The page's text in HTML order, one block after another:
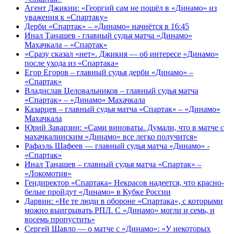
Агент Джикии: «Георгий сам не пошёл в «Динамо» из
уважения к «Спартаку»
Дерби «Спартак» – «Динамо» начнётся в 16:45
Инал Танашев - главный судья матча «Динамо»
Махачкала – «Спартак»
«Сразу сказал «нет». Джикия — об интересе «Динамо»
после ухода из «Спартака»
Егор Егоров – главный судья дерби «Динамо» –
«Спартак»
Владислав Целовальников – главный судья матча
«Спартак» – «Динамо» Махачкала
Казарцев – главный судья матча «Спартак» – «Динамо»
Махачкала
Юрий Заварзин: «Сами виноваты. Думали, что в матче с
махачкалинским «Динамо» все легко получится»
Рафаэль Шафеев — главный судья матча «Динамо» -
«Спартак»
Инал Танашев – главный судья матча «Спартак» –
«Локомотив»
Гендиректор «Спартака» Некрасов надеется, что красно-
белые пройдут «Динамо» в Кубке России
Дарвин: «Не те люди в обороне «Спартака», с которыми
можно выигрывать РПЛ. С «Динамо» могли и семь, и
восемь пропустить»
Сергей Шавло — о матче с «Динамо»: «У некоторых